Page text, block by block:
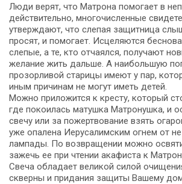
Люди верят, что Матрона помогает в
действительно, многочисленные
утверждают, что слепая защитница
просят, и помогает. Исцеляются
слепые, а те, кто отчаялся, получают
желание жить дальше. А наибольшую
прозорливой старицы имеют у пар,
иным причинам не могут иметь детей.
Можно приложится к кресту, который
где покоилась матушка Матронушка, и
свечу или за пожертвование взять
уже опалена Иерусалимским огнем от
лампады. По возвращении можно
зажечь ее при чтении акафиста к
Свеча обладает великой силой
скверны и придания защиты Вашему